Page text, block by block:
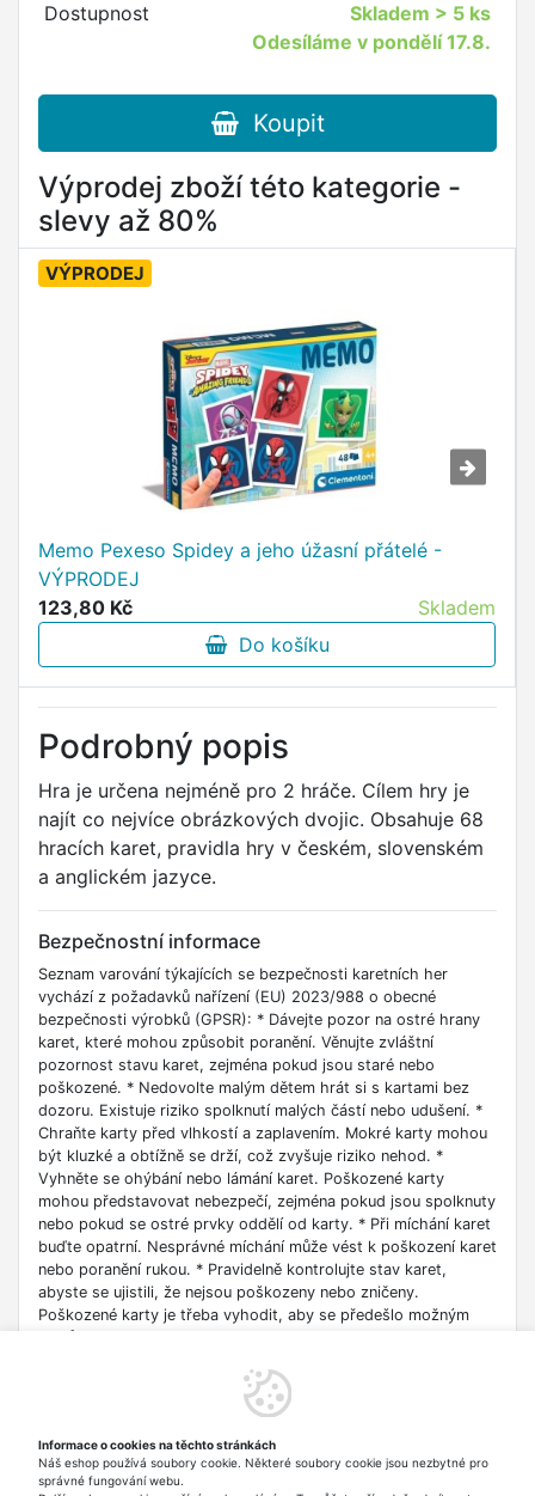
Dostupnost Skladem > 5 ks
Odesíláme v pondělí 17.8.
Koupit
Výprodej zboží této kategorie -
slevy až 80%
VÝPRODEJ
Memo Pexeso Spidey a jeho úžasní přátelé -
VÝPRODEJ
123,80 Kč
Skladem
Do košíku
Podrobný popis
Hra je určena nejméně pro 2 hráče. Cílem hry je
najít co nejvíce obrázkových dvojic. Obsahuje 68
hracích karet, pravidla hry v českém, slovenském
a anglickém jazyce.
Bezpečnostní informace
Seznam varování týkajících se bezpečnosti karetních her
vychází z požadavků nařízení (EU) 2023/988 o obecné
bezpečnosti výrobků (GPSR): * Dávejte pozor na ostré hrany
karet, které mohou způsobit poranění. Věnujte zvláštní
pozornost stavu karet, zejména pokud jsou staré nebo
poškozené. * Nedovolte malým dětem hrát si s kartami bez
dozoru. Existuje riziko spolknutí malých částí nebo udušení. *
Chraňte karty před vlhkostí a zaplavením. Mokré karty mohou
být kluzké a obtížně se drží, což zvyšuje riziko nehod. *
Vyhněte se ohýbání nebo lámání karet. Poškozené karty
mohou představovat nebezpečí, zejména pokud jsou spolknuty
nebo pokud se ostré prvky oddělí od karty. * Při míchání karet
buďte opatrní. Nesprávné míchání může vést k poškození karet
nebo poranění rukou. * Pravidelně kontrolujte stav karet,
abyste se ujistili, že nejsou poškozeny nebo zničeny.
Poškozené karty je třeba vyhodit, aby se předešlo možným
určitou věkovou skupinu, ujistěte se, že hráči splňují věkové
požadavky. * V případě výskytu jakýchkoli zdravotních
Pokud karty obsahují elektronické součástky, např. Baterie,
postupujte podle bezpečnostních pokynů. Baterie mohou být
Informace o cookies na těchto stránkách
Náš eshop používá soubory cookie. Některé soubory cookie jsou nezbytné pro
správné fungování webu.